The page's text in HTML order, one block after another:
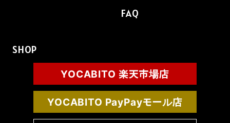
FAQ
SHOP
YOCABITO 楽天市場店
YOCABITO PayPayモール店